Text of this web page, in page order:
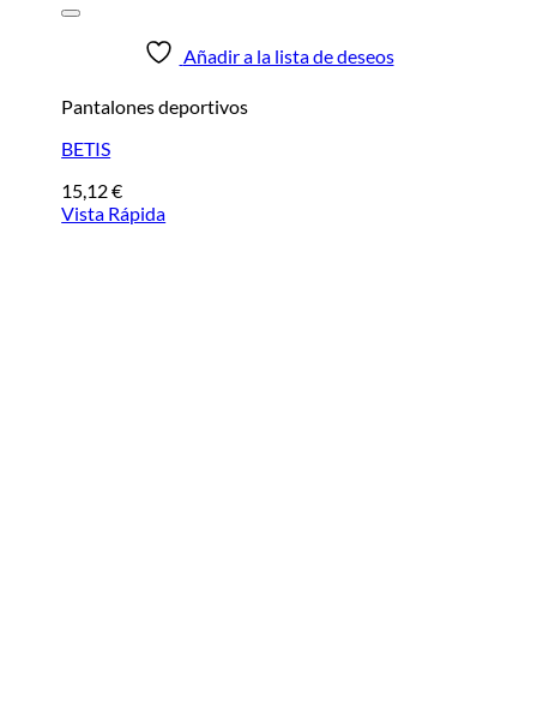
Añadir a la lista de deseos
Pantalones deportivos
BETIS
15,12€
Vista Rápida